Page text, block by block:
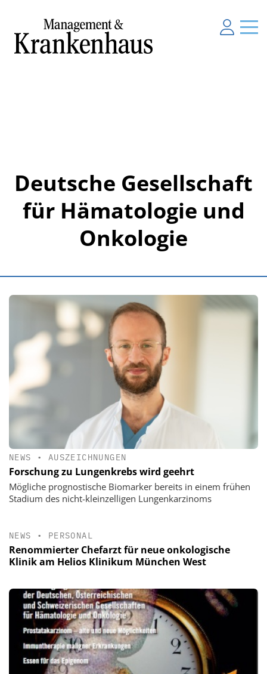
Deutsche Gesellschaft
für Hämatologie und
Onkologie
NEWS • AUSZEICHNUNGEN
Forschung zu Lungenkrebs wird geehrt
Mögliche prognostische Biomarker bereits in einem frühen
Stadium des nicht-kleinzelligen Lungenkarzinoms
NEWS • PERSONAL
Renommierter Chefarzt für neue onkologische
Klinik am Helios Klinikum München West